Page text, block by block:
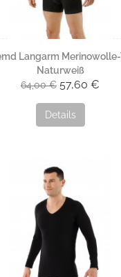
Langarm
Naturweiß
64,00 € 57,60 €
Details